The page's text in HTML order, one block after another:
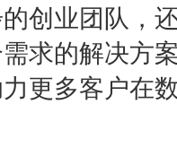
创业团队，
求的解决方
更多客户在